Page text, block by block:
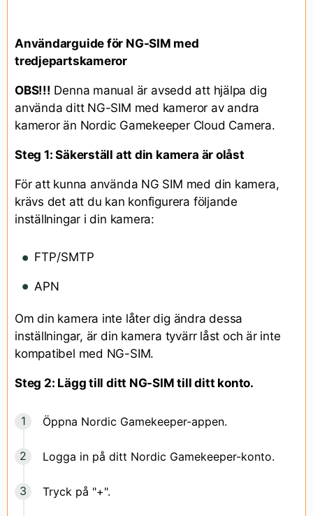
Användarguide för NG-SIM med
tredjepartskameror
OBS!!! Denna manual är avsedd att hjälpa dig
använda ditt NG-SIM med kameror av andra
kameror än Nordic Gamekeeper Cloud Camera.
Steg 1: Säkerställ att din kamera är olåst
För att kunna använda NG SIM med din kamera,
krävs det att du kan konfigurera följande
inställningar i din kamera:
FTP/SMTP
APN
Om din kamera inte låter dig ändra dessa
inställningar, är din kamera tyvärr låst och är inte
kompatibel med NG-SIM.
Steg 2: Lägg till ditt NG-SIM till ditt konto.
Öppna Nordic Gamekeeper-appen.
Logga in på ditt Nordic Gamekeeper-konto.
Tryck på "+".